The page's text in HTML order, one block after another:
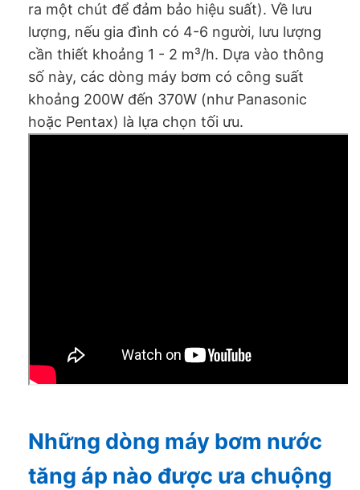
ra một chút để đảm bảo hiệu suất). Về lưu
lượng, nếu gia đình có 4-6 người, lưu lượng
cần thiết khoảng 1 - 2 m³/h. Dựa vào thông
số này, các dòng máy bơm có công suất
khoảng 200W đến 370W (như Panasonic
hoặc Pentax) là lựa chọn tối ưu.
Những dòng máy bơm nước
tăng áp nào được ưa chuộng